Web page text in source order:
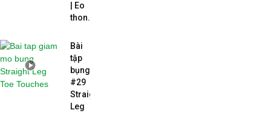
| Eo
thon...
Bài
tập
bụng
#29
Straight
Leg